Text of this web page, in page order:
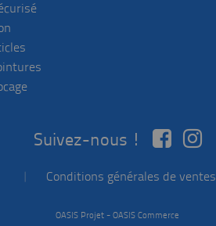
Suivez-nous !
| Conditions générales de ventes
OASIS Projet - OASIS Commerce